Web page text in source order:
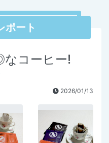
ポート
コーヒー!
2026/01/13